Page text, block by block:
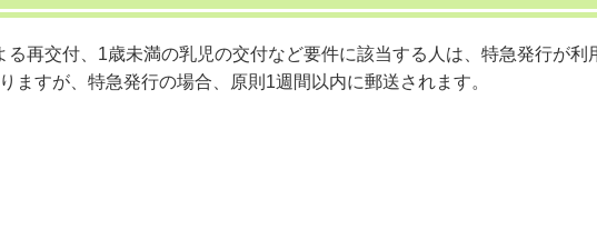
る再交付、1歳未満の乳児の交付など要件に該当する人は、特急発行が利
ますが、特急発行の場合、原則1週間以内に郵送されます。